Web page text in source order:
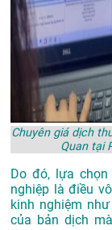
Chuyên giá dịch
Quan tại
Do đó, lựa
nghiệp là điều
kinh nghiệm
của bản dịch